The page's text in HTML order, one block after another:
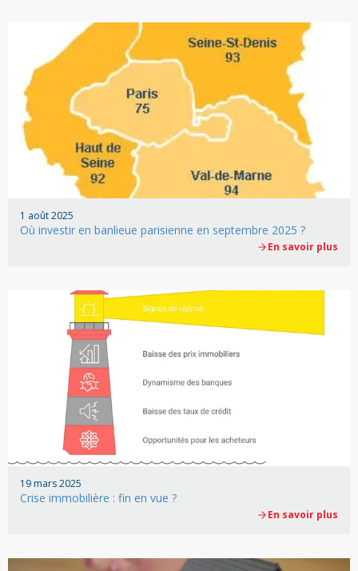
1 août 2025
Où investir en banlieue parisienne en septembre 2025 ?
En savoir plus
19 mars 2025
Crise immobilière : fin en vue ?
En savoir plus